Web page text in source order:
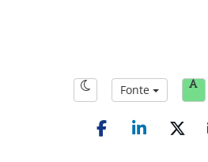
Fonte